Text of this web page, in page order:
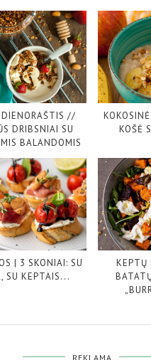
//
DRIBSNIAI SU
BALANDOMIS
KOŠĖ
| 3 SKONIAI: SU
SU KEPTAIS...
KEPTŲ
REKLAMA